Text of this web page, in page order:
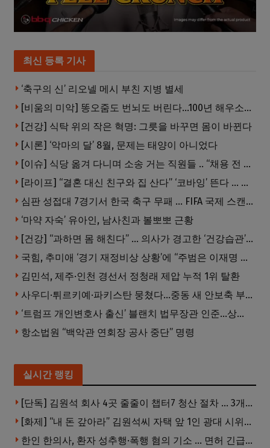
최신 등록 기사
‘축구의 신’ 리오넬 메시 부친 지병 별세
[비움의 미악] 똥오줌도 번뇌도 버린다…100년 해우소의 철학
[건강] 식탁 위의 작은 혁명: 그릇을 바꾸면 몸이 바뀐다
[시론] ‘악마의 달’ 8월, 문제는 태양이 아니었다
[이슈] 식당 옮겨 다니며 소송 거는 직원들 .. “채용 전 반드시 확인해야”
[라이프] “결혼 대신 친구와 집 산다” ‘코바잉’ 뜬다 … 내 집 마련 공식 바뀌었다
심판 성접대 7경기서 한국 축구 무패 … FIFA 국제 스캔들 번지나
‘마약 자숙’ 유아인, 남사친과 볼뽀뽀 근황
[건강] “과하면 몸 해친다” … 의사가 경고한 ‘건강습관’ 5가지
국힘, 추미애 ‘경기 재정비상 상황’에 “주범은 이재명 전 지사”
김민석, 제주·인천 경선서 정청래 제압 누적 1위 탈환
사우디·튀르키예·파키스탄 뭉쳤다…중동 새 안보축 부상하나
‘트럼프 개인변호사 출신’ 블랜치 법무장관 인준…상원 50대49 가결
항소법원 “백악관 연회장 공사 중단” 명령
실시간 랭킹
[단독] 김원석 회사 4곳 줄줄이 챕터7 청산 절차 … 3개 법인 같은 날 동시 파산 신청
[화제] “내 돈 갚아라” 김원석씨 자택 앞 1인 광대 시위 … 한인 투자사, “108만 달러 못받아”
한인 한의사, 환자 성추행·폭행 혐의 기소 … 면허 긴급정지